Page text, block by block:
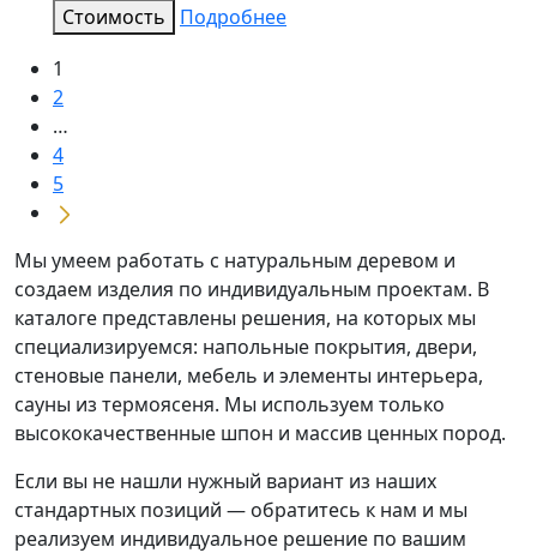
Стоимость
Подробнее
1
2
…
4
5
Мы умеем работать с натуральным деревом и
создаем изделия по индивидуальным проектам. В
каталоге представлены решения, на которых мы
специализируемся: напольные покрытия, двери,
стеновые панели, мебель и элементы интерьера,
сауны из термоясеня. Мы используем только
высококачественные шпон и массив ценных пород.
Если вы не нашли нужный вариант из наших
стандартных позиций — обратитесь к нам и мы
реализуем индивидуальное решение по вашим